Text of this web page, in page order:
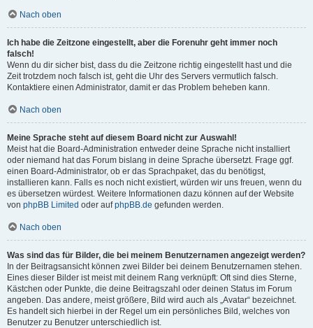
Nach oben
Ich habe die Zeitzone eingestellt, aber die Forenuhr geht immer noch
falsch!
Wenn du dir sicher bist, dass du die Zeitzone richtig eingestellt hast und die
Zeit trotzdem noch falsch ist, geht die Uhr des Servers vermutlich falsch.
Kontaktiere einen Administrator, damit er das Problem beheben kann.
Nach oben
Meine Sprache steht auf diesem Board nicht zur Auswahl!
Meist hat die Board-Administration entweder deine Sprache nicht installiert
oder niemand hat das Forum bislang in deine Sprache übersetzt. Frage ggf.
einen Board-Administrator, ob er das Sprachpaket, das du benötigst,
installieren kann. Falls es noch nicht existiert, würden wir uns freuen, wenn du
es übersetzen würdest. Weitere Informationen dazu können auf der Website
von phpBB Limited oder aufphpBB.de gefunden werden.
Nach oben
Was sind das für Bilder, die bei meinem Benutzernamen angezeigt werden?
In der Beitragsansicht können zwei Bilder bei deinem Benutzernamen stehen.
Eines dieser Bilder ist meist mit deinem Rang verknüpft: Oft sind dies Sterne,
Kästchen oder Punkte, die deine Beitragszahl oder deinen Status im Forum
angeben. Das andere, meist größere, Bild wird auch als „Avatar“ bezeichnet.
Es handelt sich hierbei in der Regel um ein persönliches Bild, welches von
Benutzer zu Benutzer unterschiedlich ist.